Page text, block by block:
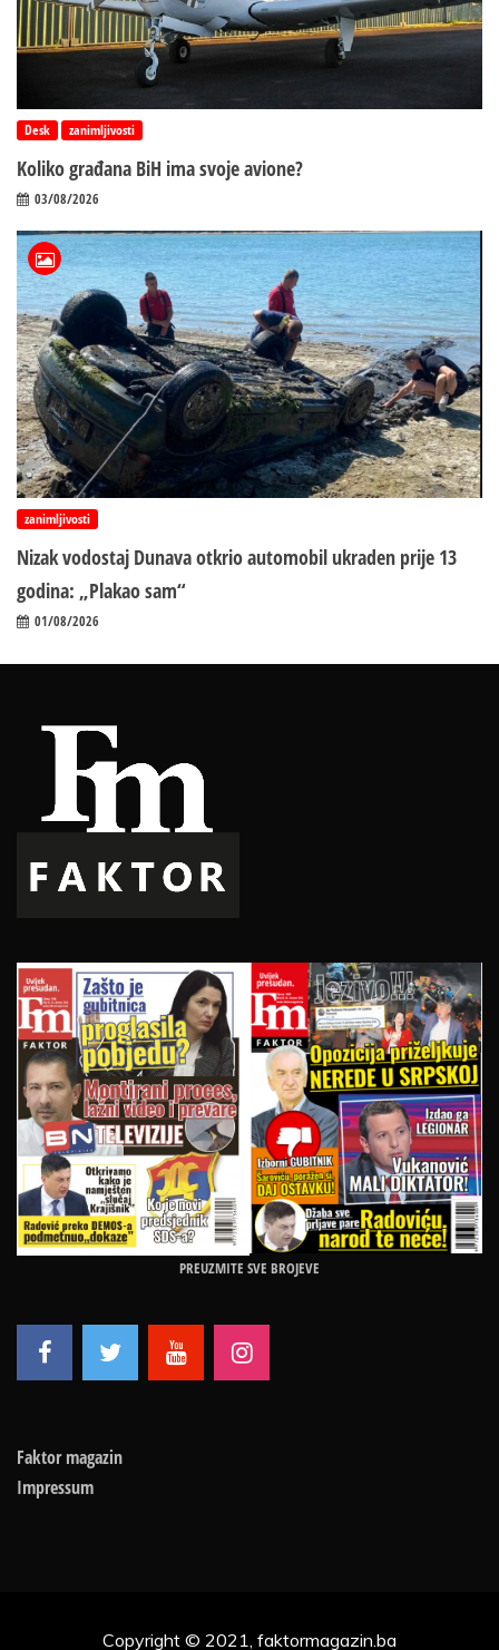
Desk zanimljivosti
Koliko građana BiH ima svoje avione?
03/08/2026
zanimljivosti
Nizak vodostaj Dunava otkrio automobil ukraden prije 13
godina: „Plakao sam“
01/08/2026
PREUZMITE SVE BROJEVE
Faktor magazin
Impressum
Copyright © 2021, faktormagazin.ba